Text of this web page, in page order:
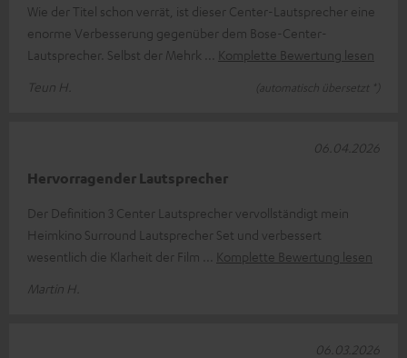
Wie der Titel schon verrät, ist dieser Center-Lautsprecher eine
enorme Verbesserung gegenüber dem Bose-Center-
Lautsprecher. Selbst der Mehrk
Komplette Bewertung lesen
Teun H.
(automatisch übersetzt *)
Hervorragender Lautsprecher
Der Definition 3 Center Lautsprecher vervollständigt mein
Heimkino Surround Lautsprecher Set und verbessert
wesentlich die Klarheit der Film
Komplette Bewertung lesen
Martin H.
06.04.2026
06.03.2026